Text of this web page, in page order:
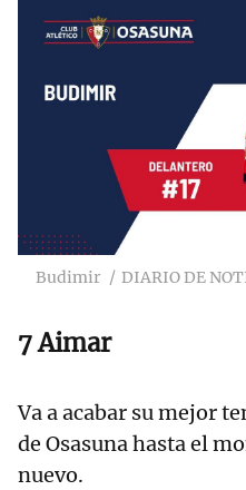
Budimir DIARIO DE
7 Aimar
Va a acabar su mejor
de Osasuna hasta el
nuevo.